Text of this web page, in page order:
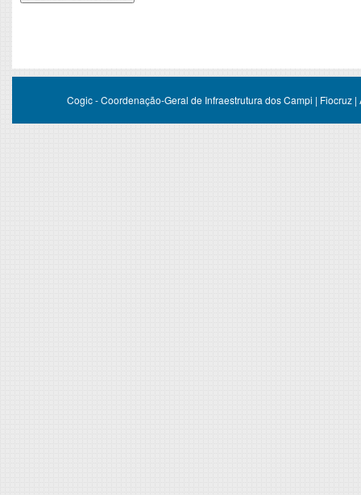
Cogic - Coordenação-Geral de Infraestrutura dos Campi | Fiocruz